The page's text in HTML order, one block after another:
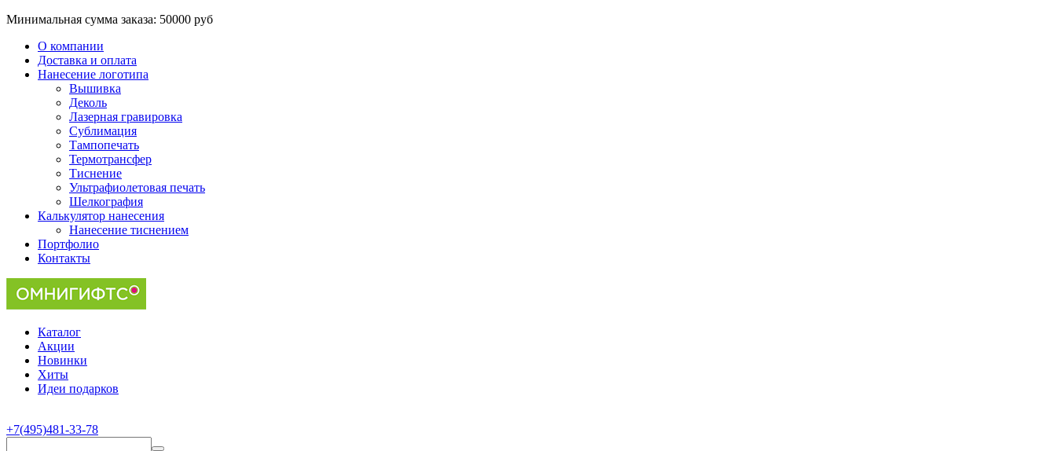
Минимальная сумма заказа: 50000 руб
О компании
Доставка и оплата
Нанесение логотипа
Вышивка
Деколь
Лазерная гравировка
Сублимация
Тампопечать
Термотрансфер
Тиснение
Ультрафиолетовая печать
Шелкография
Калькулятор нанесения
Нанесение тиснением
Портфолио
Контакты
Каталог
Акции
Новинки
Хиты
Идеи подарков
+7(495)481-33-78